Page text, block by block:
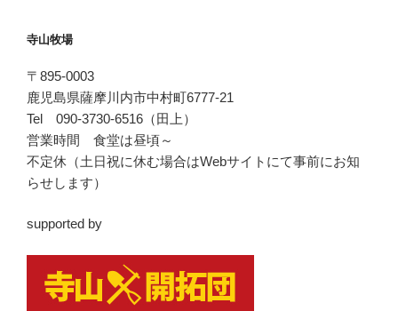
寺山牧場
〒895-0003
鹿児島県薩摩川内市中村町6777-21
Tel 090-3730-6516（田上）
営業時間 食堂は昼頃～
不定休（土日祝に休む場合はWebサイトにて事前にお知
らせします）
supported by